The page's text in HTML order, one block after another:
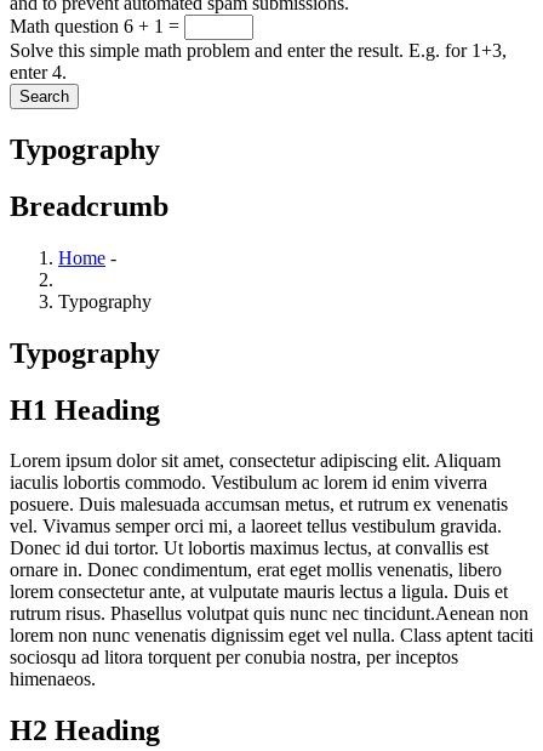
Math question 6 + 1 =
Solve this simple math problem and enter the result. E.g. for 1+3,
enter 4.
Typography
Breadcrumb
Home -
Typography
Typography
H1 Heading
Lorem ipsum dolor sit amet, consectetur adipiscing elit. Aliquam
iaculis lobortis commodo. Vestibulum ac lorem id enim viverra
posuere. Duis malesuada accumsan metus, et rutrum ex venenatis
vel. Vivamus semper orci mi, a laoreet tellus vestibulum gravida.
Donec id dui tortor. Ut lobortis maximus lectus, at convallis est
ornare in. Donec condimentum, erat eget mollis venenatis, libero
lorem consectetur ante, at vulputate mauris lectus a ligula. Duis et
rutrum risus. Phasellus volutpat quis nunc nec tincidunt.Aenean non
lorem non nunc venenatis dignissim eget vel nulla. Class aptent taciti
sociosqu ad litora torquent per conubia nostra, per inceptos
himenaeos.
H2 Heading